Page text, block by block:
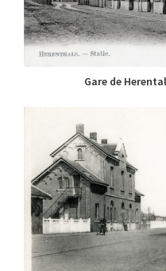
Gare de